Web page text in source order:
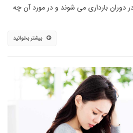
دوران بارداری می شوند و در مورد آن چه
بیشتر بخوانید